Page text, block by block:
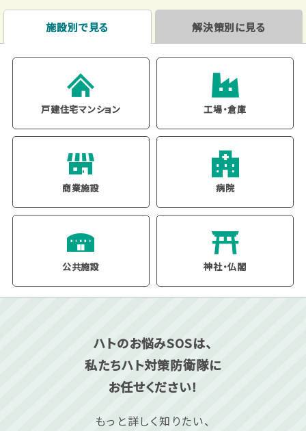
施設別で見る 解決策別に見る
戸建住宅マンション 工場・倉庫
商業施設 病院
公共施設 神社・仏閣
ハトのお悩みSOSは、
私たちハト対策防衛隊に
お任せください！
もっと詳しく知りたい、